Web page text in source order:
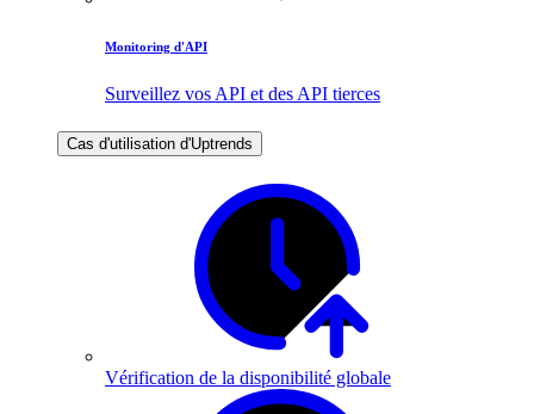
Monitoring d'API
Surveillez vos API et des API tierces
Cas d'utilisation d'Uptrends
Vérification de la disponibilité globale